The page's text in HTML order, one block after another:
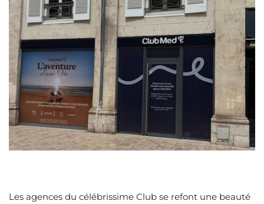
Les agences du célébrissime Club se refont une beauté